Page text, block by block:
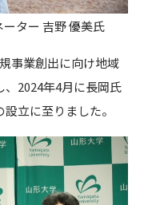
ター 吉野 優美氏
事業創出に向け地域
2024年4月に長岡氏
立に至りました。